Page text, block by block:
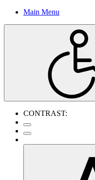
Main Menu
CONTRAST: